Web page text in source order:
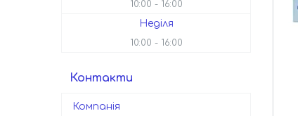
10:00 16:00
Неділя
10:00 16:00
Контакти